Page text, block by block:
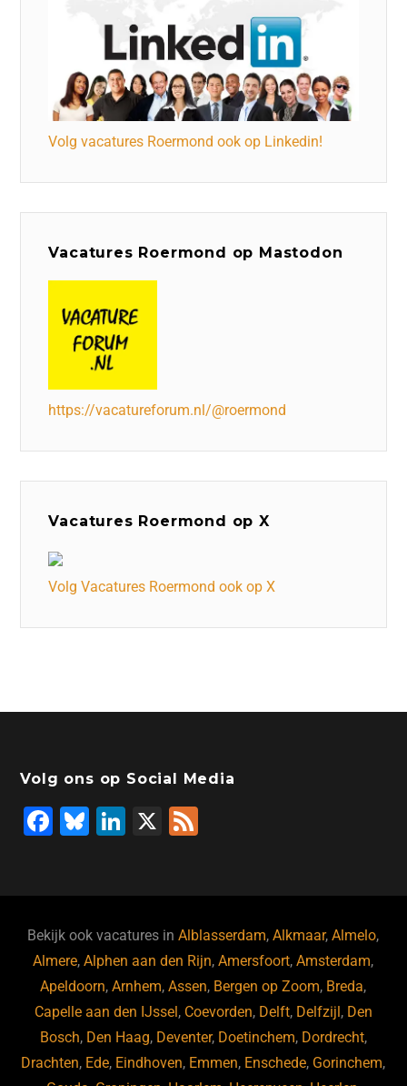
Volg vacatures Roermond ook op Linkedin!
Vacatures Roermond op Mastodon
https://vacatureforum.nl/@roermond
Vacatures Roermond op X
Volg Vacatures Roermond ook op X
Volg ons op Social Media
F
b
o
o
k
Bl
ky
Li
dI
n
X
Bekijk ook vacatures inAlblasserdam,Alkmaar,Almelo,
Almere,Alphen aan den Rijn,Amersfoort,Amsterdam,
Apeldoorn,Arnhem,Assen, Bergen op Zoom, Breda,
Capelle aan den IJssel, Coevorden, Delft, Delfzijl, Den
Bosch, Den Haag, Deventer, Doetinchem, Dordrecht,
Drachten, Ede, Eindhoven, Emmen, Enschede, Gorinchem,